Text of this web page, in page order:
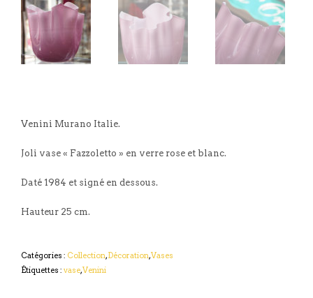
Venini Murano Italie.
Joli vase « Fazzoletto » en verre rose et blanc.
Daté 1984 et signé en dessous.
Hauteur 25 cm.
Catégories : Collection,Décoration,Vases
Étiquettes : vase,Venini